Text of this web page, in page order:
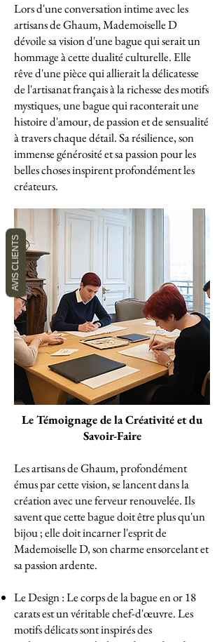
Lors d'une conversation intime avec les
artisans de Ghaum, Mademoiselle D
dévoile sa vision d'une bague qui serait un
hommage à cette dualité culturelle. Elle
rêve d'une pièce qui allierait la délicatesse
de l'artisanat français à la richesse des motifs
mystiques, une bague qui raconterait une
histoire d'amour, de passion et de sensualité
à travers chaque détail. Sa résilience, son
immense générosité et sa passion pour les
belles choses inspirent profondément les
créateurs.
Le Témoignage de la Créativité et du
Savoir-Faire
Les artisans de Ghaum, profondément
émus par cette vision, se lancent dans la
création avec une ferveur renouvelée. Ils
savent que cette bague doit être plus qu'un
bijou ; elle doit incarner l'esprit de
Mademoiselle D, son charme ensorcelant et
sa passion ardente.
Le Design : Le corps de la bague en or 18
carats est un véritable chef-d'œuvre. Les
motifs délicats sont inspirés des
AVIS CLIENTS